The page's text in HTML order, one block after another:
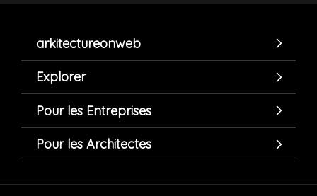
arkitectureonweb
Explorer
Pour les Entreprises
Pour les Architectes